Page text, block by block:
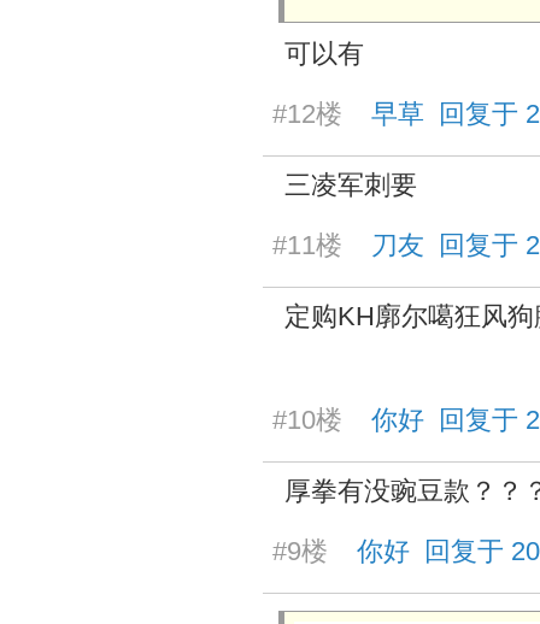
可以有
#12楼 早草 回复于
三凌军刺要
#11楼 刀友 回复于
定购KH廓尔噶狂风
#10楼 你好 回复于
厚拳有没豌豆款？？
#9楼 你好 回复于